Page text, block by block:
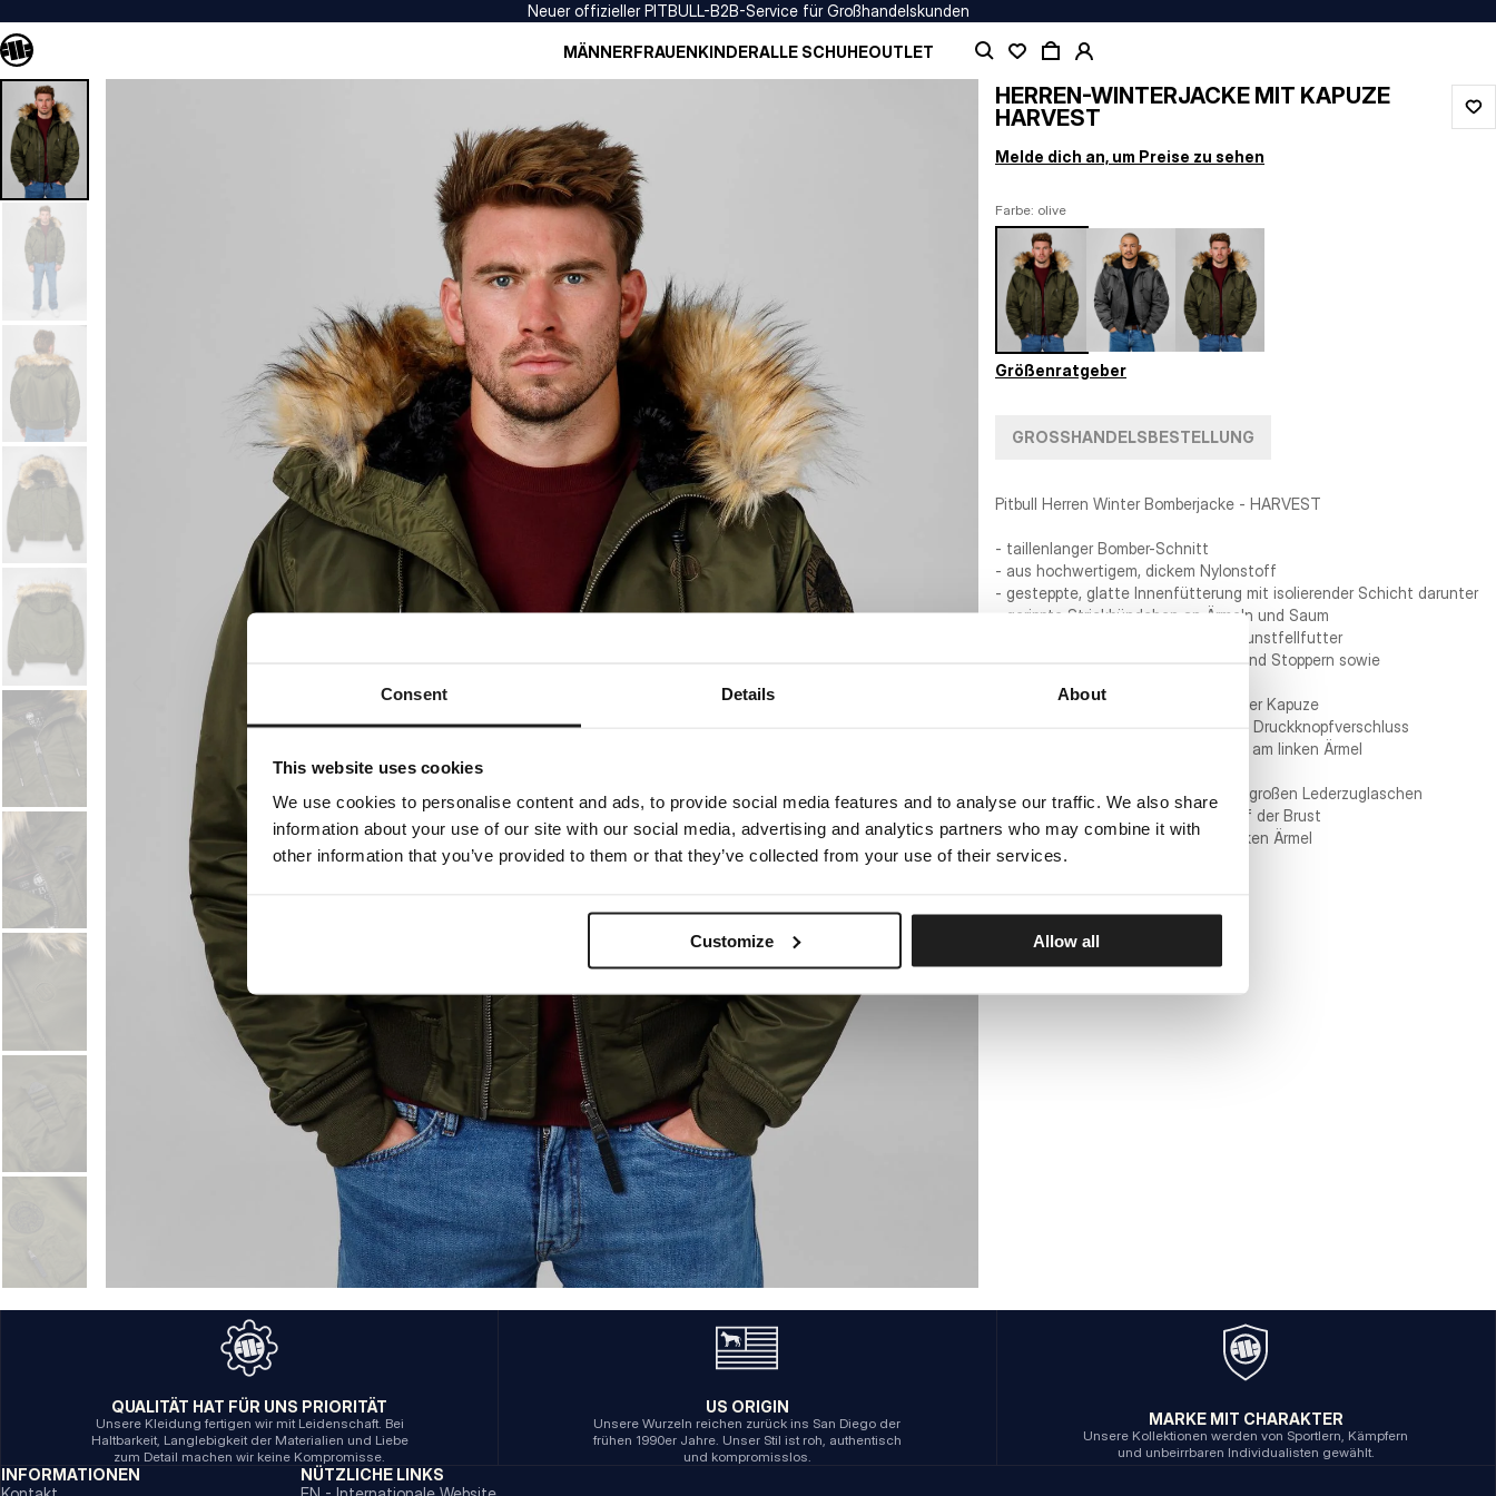
Consent Details About
This website uses cookies
We use cookies to personalise content and ads, to provide social media features and to analyse our traffic. We also share
information about your use of our site with our social media, advertising and analytics partners who may combine it with
other information that you’ve provided to them or that they’ve collected from your use of their services.
Customize Allow all
Neuer offizieller PITBULL-B2B-Service für Großhandelskunden
MÄNNERFRAUENKINDERALLE SCHUHEOUTLET
HERREN-WINTERJACKE MIT KAPUZE
HARVEST
Melde dich an, um Preise zu sehen
Farbe: olive
Größenratgeber
GROSSHANDELSBESTELLUNG
Pitbull Herren Winter Bomberjacke - HARVEST
- taillenlanger Bomber-Schnitt
- aus hochwertigem, dickem Nylonstoff
- gesteppte, glatte Innenfütterung mit isolierender Schicht darunter
- gerippte Strickbündchen an Ärmeln und Saum
- integrierte Kapuze mit weichem Kunstfellfutter
- Kapuze verstellbar mit Kordelzug und Stoppern sowie
- abnehmbarer Kunstfellbesatz an der Kapuze
- zwei seitliche Klappentaschen mit Druckknopfverschluss
- zusätzliche Reißverschlusstasche am linken Ärmel
- robuste Metallreißverschlüsse mit großen Lederzuglaschen
- kleines gesticktes Pitbull-Logo auf der Brust
- gestickter runder Aufnäher am linken Ärmel
- Futter: 100 % Nylon
QUALITÄT HAT FÜR UNS PRIORITÄT
Unsere Kleidung fertigen wir mit Leidenschaft. Bei
Haltbarkeit, Langlebigkeit der Materialien und Liebe
zum Detail machen wir keine Kompromisse.
US ORIGIN
Unsere Wurzeln reichen zurück ins San Diego der
frühen 1990er Jahre. Unser Stil ist roh, authentisch
und kompromisslos.
MARKE MIT CHARAKTER
Unsere Kollektionen werden von Sportlern, Kämpfern
und unbeirrbaren Individualisten gewählt.
INFORMATIONEN
NÜTZLICHE LINKS